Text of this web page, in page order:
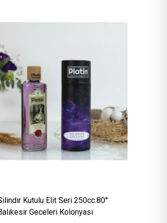
Kutulu Elit Seri 250cc.80°
Geceleri Kolonyası